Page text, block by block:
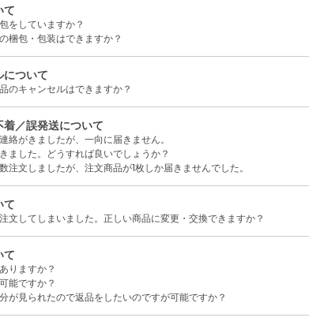
て
をしていますか？
梱包・包装はできますか？
について
のキャンセルはできますか？
着／誤発送について
絡がきましたが、一向に届きません。
ました。どうすれば良いでしょうか？
注文しましたが、注文商品が1枚しか届きませんでした。
て
文してしまいました。正しい商品に変更・交換できますか？
て
りますか？
能ですか？
が見られたので返品をしたいのですが可能ですか？